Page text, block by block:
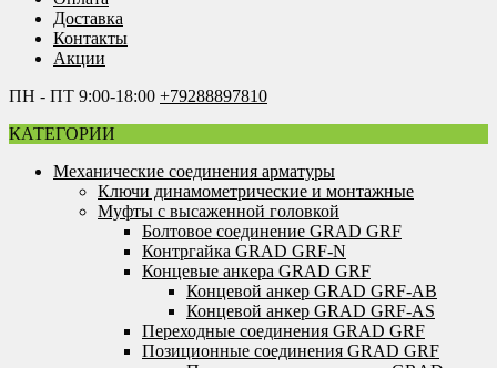
Доставка
Контакты
Акции
ПН - ПТ 9:00-18:00 +79288897810
КАТЕГОРИИ
Механические соединения арматуры
Ключи динамометрические и монтажные
Муфты с высаженной головкой
Болтовое соединение GRAD GRF
Контргайка GRAD GRF-N
Концевые анкера GRAD GRF
Концевой анкер GRAD GRF-AB
Концевой анкер GRAD GRF-AS
Переходные соединения GRAD GRF
Позиционные соединения GRAD GRF